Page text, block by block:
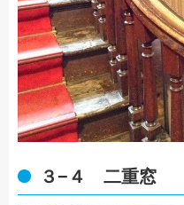
３−４ 二重窓